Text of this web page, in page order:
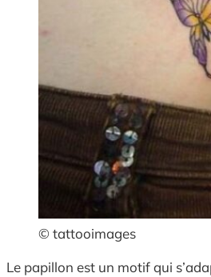
© tattooimages
Le papillon est un motif qui